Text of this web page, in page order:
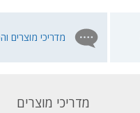
מדריכי מוצרים
מדריכי מוצרים